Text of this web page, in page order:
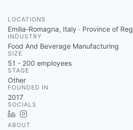
LOCATIONS
Emilia-Romagna, Italy · Province of
INDUSTRY
Food And Beverage Manufacturing
SIZE
51 - 200 employees
STAGE
Other
FOUNDED IN
2017
SOCIALS
LinkedIn
ABOUT